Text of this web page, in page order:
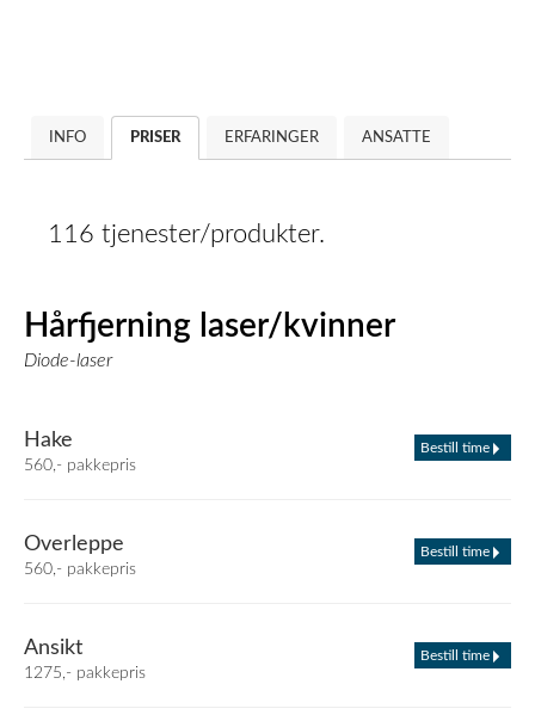
INFO PRISER ERFARINGER ANSATTE
116 tjenester/produkter.
Hårfjerning laser/kvinner
Diode-laser
Hake
560,- pakkepris
Bestill time
Overleppe
560,- pakkepris
Bestill time
Ansikt
1275,- pakkepris
Bestill time